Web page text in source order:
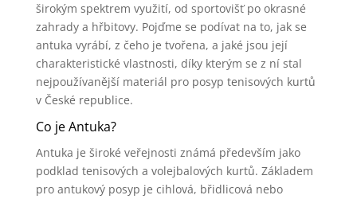
širokým spektrem využití, od sportovišť po okrasné
zahrady a hřbitovy. Pojďme se podívat na to, jak se
antuka vyrábí, z čeho je tvořena, a jaké jsou její
charakteristické vlastnosti, díky kterým se z ní stal
nejpoužívanější materiál pro posyp tenisových kurtů
v České republice.
Co je Antuka?
Antuka je široké veřejnosti známá především jako
podklad tenisových a volejbalových kurtů. Základem
pro antukový posyp je cihlová, břidlicová nebo